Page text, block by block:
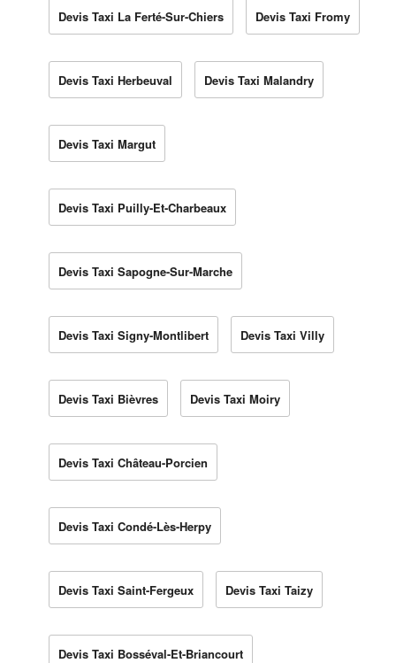
Devis Taxi La Ferté-Sur-Chiers Devis Taxi Fromy
Devis Taxi Herbeuval Devis Taxi Malandry
Devis Taxi Margut
Devis Taxi Puilly-Et-Charbeaux
Devis Taxi Sapogne-Sur-Marche
Devis Taxi Signy-Montlibert Devis Taxi Villy
Devis Taxi Bièvres Devis Taxi Moiry
Devis Taxi Château-Porcien
Devis Taxi Condé-Lès-Herpy
Devis Taxi Saint-Fergeux Devis Taxi Taizy
Devis Taxi Bosséval-Et-Briancourt